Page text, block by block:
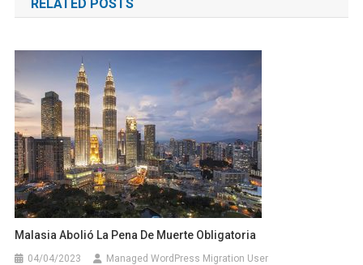
entradas
RELATED POSTS
Malasia Abolió La Pena De Muerte Obligatoria
04/04/2023 Managed WordPress Migration User